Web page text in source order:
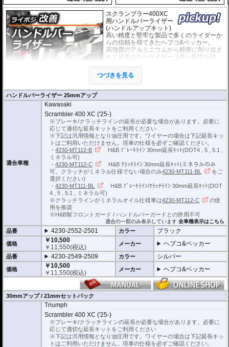
スクランブラー400XC
用ハンドルバーライザー
(ハンドルアップキット)
高い精度と堅牢な製品で多くのライダーか
らの信頼を得てきたヘプコ&ベッカー。
高強度のアルミニウムから精密に削り出さ
れて成形されたライザーは高い剛性を誇
れることもありません。
EUの工業製品安全規格「TÜV」を取得
し、他のヘプコの商品と同様に高い安全
性、信頼性の商品となっております。
※車体の個体差によりブレーキ/クラッチラインの延長が必要な場合がありま
ブレーキ/クラッチラインの延長にはヘプコ&ベッカーの延長キットがおすすめ
をご確認ください。
つづきを見る
ハンドルバーライザー 25mmアップ
適合車種
Kawasaki
Scrambler 400 XC ('25-)
※ブレーキ/クラッチラインの延長が必要な場合があります。必要に
応じて適切な延長キットをご利用ください
※下記は汎用情報となり油圧用です。ワイヤーの場合は下記延長キッ
トはご利用いただけません。現車の仕様を必ずご確認ください。
・4230-MT112-B
H&B ﾌﾞﾚｰｷﾗｲﾝ 30mm延長ｷｯﾄ(DOT4 , 5 , 5.1 ,
ミネラル可)
・4230-MT112-C
H&B ｸﾗｯﾁﾗｲﾝ 30mm延長ｷｯﾄ(ミネラルのみ
可。クラッチがミネラル仕様でない場合のみ4230-MT111-BL
をご
選択ください)
・4230-MT111-BL
H&B ﾌﾞﾚｰｷﾗｲﾝ/ｸﾗｯﾁﾗｲﾝ 30mm延長ｷｯﾄ(DOT
4 , 5 , 5.1 , ミネラル可)
※クラッチラインがミネラルオイル仕様車は4230-MT112-C
の使
用を推奨
※H&B製フロントガード / ハンドルバーガードとの併用不可
適合の一部のみ表示しています全車種表示はこちら
品番 4230-2552-2501 カラー ブラック
価格
￥10,500
￥ 11,550(税込) メーカー ヘプコ&ベッカー
品番 4230-2549-2509 カラー シルバー
価格
￥10,500
￥ 11,550(税込) メーカー ヘプコ&ベッカー
30mmアップ / 21mmセットバック
Triumph
Scrambler 400 XC ('25-)
※ブレーキ/クラッチラインの延長が必要な場合があります。必要に
応じて適切な延長キットをご利用ください
※下記は汎用情報となり油圧用です。ワイヤーの場合は下記延長キッ
トはご利用いただけません。現車の仕様を必ずご確認ください。